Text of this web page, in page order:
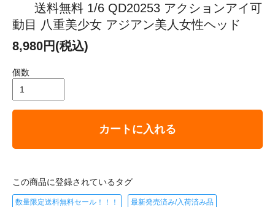
送料無料 1/6 QD20253 アクションアイ可
動目 八重美少女 アジアン美人女性ヘッド
8,980円(税込)
個数
カートに入れる
この商品に登録されているタグ
数量限定送料無料セール！！！ 最新発売済み/入荷済み品